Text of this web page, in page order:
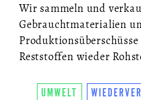
Wir sammeln und
Gebrauchtmaterialien
Reststoffen wieder
UMWELT